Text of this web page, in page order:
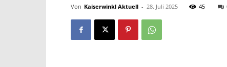
Von Kaiserwinkl Aktuell - 28. Juli 2025 45